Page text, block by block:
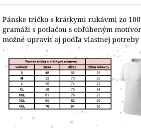
Pánske tričko s krátkymi rukávmi zo
gramáži s potlačou s obľúbeným
možné upraviť aj podľa vlastnej